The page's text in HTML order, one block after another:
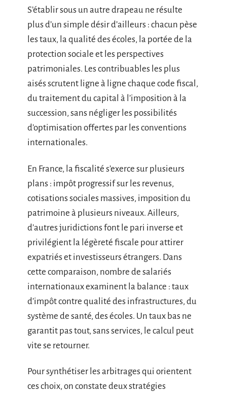
S’établir sous un autre drapeau ne résulte
plus d’un simple désir d’ailleurs : chacun pèse
les taux, la qualité des écoles, la portée de la
protection sociale et les perspectives
patrimoniales. Les contribuables les plus
aisés scrutent ligne à ligne chaque code fiscal,
du traitement du capital à l’imposition à la
succession, sans négliger les possibilités
d’optimisation offertes par les conventions
internationales.
En France, la fiscalité s’exerce sur plusieurs
plans : impôt progressif sur les revenus,
cotisations sociales massives, imposition du
patrimoine à plusieurs niveaux. Ailleurs,
d’autres juridictions font le pari inverse et
privilégient la légèreté fiscale pour attirer
expatriés et investisseurs étrangers. Dans
cette comparaison, nombre de salariés
internationaux examinent la balance : taux
d’impôt contre qualité des infrastructures, du
système de santé, des écoles. Un taux bas ne
garantit pas tout, sans services, le calcul peut
vite se retourner.
Pour synthétiser les arbitrages qui orientent
ces choix, on constate deux stratégies